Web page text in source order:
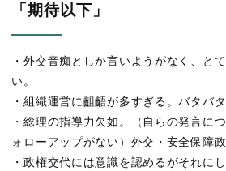
「期待以下」
・外交音痴としか言いようがなく、と
い。
・組織運営に齟齬が多すぎる。バタバタ
・総理の指導力欠如。（自らの発言に
ォローアップがない）外交・安全保障政
・政権交代には意識を認めるがそれに